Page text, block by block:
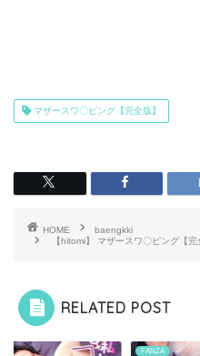
マザースワ〇ピング【完全版】
HOME
baengkki
【hitomi】 マザースワ〇ピング【
RELATED POST
FANZA